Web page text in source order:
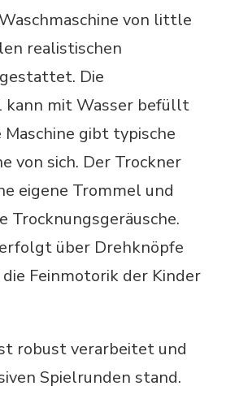
von little
realistischen
Die
kann mit Wasser befüllt
gibt typische
von sich. Der Trockner
eigene Trommel und
Trocknungsgeräusche.
über Drehknöpfe
Feinmotorik der Kinder
robust verarbeitet und
Spielrunden stand.